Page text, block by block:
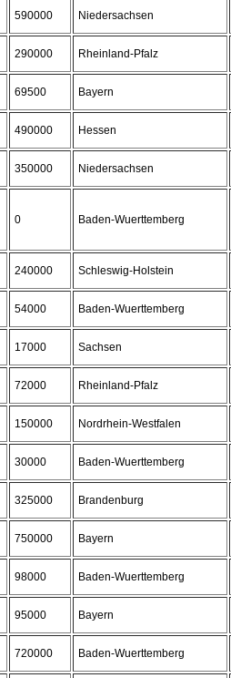
590000 Niedersachsen
290000 Rheinland-Pfalz
69500 Bayern
490000 Hessen
350000 Niedersachsen
0 Baden-Wuerttemberg
240000 Schleswig-Holstein
54000 Baden-Wuerttemberg
17000 Sachsen
72000 Rheinland-Pfalz
150000 Nordrhein-Westfalen
30000 Baden-Wuerttemberg
325000 Brandenburg
750000 Bayern
98000 Baden-Wuerttemberg
95000 Bayern
720000 Baden-Wuerttemberg